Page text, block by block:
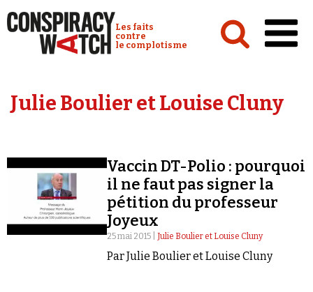
Conspiracy Watch :
Les faits
contre
le complotisme
Analyses
Vidéos
Émissions
Revues de presse
Julie Boulier et Louise Cluny
Vaccin DT-Polio : pourquoi
il ne faut pas signer la
pétition du professeur
Joyeux
25 mai 2015 | Julie Boulier et Louise Cluny
Par Julie Boulier et Louise Cluny